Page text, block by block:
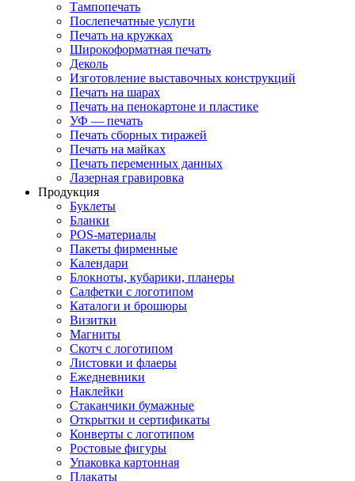
Тампопечать
Послепечатные услуги
Печать на кружках
Широкоформатная печать
Деколь
Изготовление выставочных конструкций
Печать на шарах
Печать на пенокартоне и пластике
УФ — печать
Печать сборных тиражей
Печать на майках
Печать переменных данных
Лазерная гравировка
Продукция
Буклеты
Бланки
POS-материалы
Пакеты фирменные
Календари
Блокноты, кубарики, планеры
Салфетки с логотипом
Каталоги и брошюры
Визитки
Магниты
Скотч с логотипом
Листовки и флаеры
Ежедневники
Наклейки
Стаканчики бумажные
Открытки и сертификаты
Конверты с логотипом
Ростовые фигуры
Упаковка картонная
Плакаты